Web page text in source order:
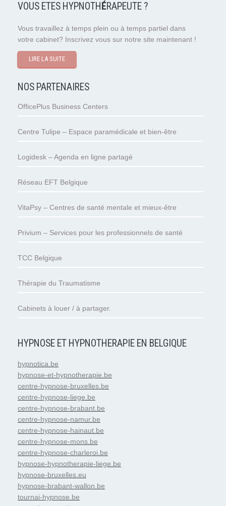
VOUS ETES HYPNOTH ÉRAPEUTE ?
Vous travaillez à temps plein ou à temps partiel dans
votre cabinet? Inscrivez vous sur notre site maintenant !
LIRE LA SUITE
NOS PARTENAIRES
OfficePlus Business Centers
Centre Tulipe – Espace paramédicale et bien-être
Logidesk – Agenda en ligne partagé
Réseau EFT Belgique
VitaPsy – Centres de santé mentale et mieux-être
Privium – Services pour les professionnels de santé
TCC Belgique
Thérapie du Traumatisme
Cabinets à louer / à partager.
HYPNOSE ET HYPNOTHERAPIE EN BELGIQUE
hypnotica.be
hypnose-et-hypnotherapie.be
centre-hypnose-bruxelles.be
centre-hypnose-liege.be
centre-hypnose-brabant.be
centre-hypnose-namur.be
centre-hypnose-hainaut.be
centre-hypnose-mons.be
centre-hypnose-charleroi.be
hypnose-hypnotherapie-liege.be
hypnose-bruxelles.eu
hypnose-brabant-wallon.be
tournai-hypnose.be